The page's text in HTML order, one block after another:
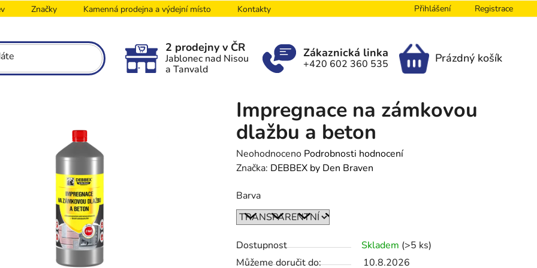
Značky Kamenná prodejna a výdejní místo Kontakty Přihlášení Registrace
NÁKUPNÍ
KOŠÍK
Prázdný košík
Zákaznická linka
+420 602 360 535
2 prodejny v ČR
Jablonec nad Nisou
a Tanvald
Impregnace na zámkovou
dlažbu a beton
Průměrné
hodnocení
je
0,0
z
5
hvězdiček.
Neohodnoceno Podrobnosti hodnocení
Značka: DEBBEX by Den Braven
Barva
Dostupnost Skladem (>5 ks)
Můžeme doručit do:
10.8.2026